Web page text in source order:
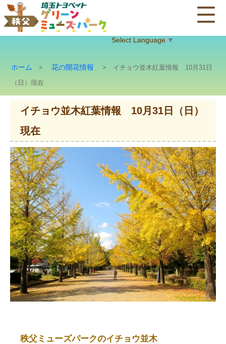
Select Language ▼
ホーム >花の開花情報 > イチョウ並木紅葉情報 10月31日
（日）現在
イチョウ並木紅葉情報 10月31日（日）
現在
秩父ミューズパークのイチョウ並木